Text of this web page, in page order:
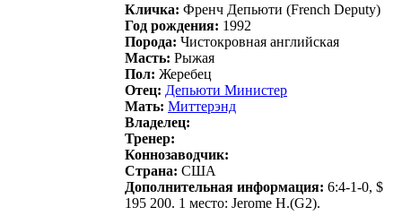
Кличка: Фрeнч Дeпьюти (French Deputy)
Год рождения: 1992
Порода: Чистокровная английская
Масть: Рыжая
Пол: Жеребец
Отец: Дeпьюти Министeр
Мать: Миттepэнд
Владелец:
Тренер:
Коннозаводчик:
Страна: США
Дополнительная информация: 6:4-1-0, $
195 200. 1 место: Jerome H.(G2).